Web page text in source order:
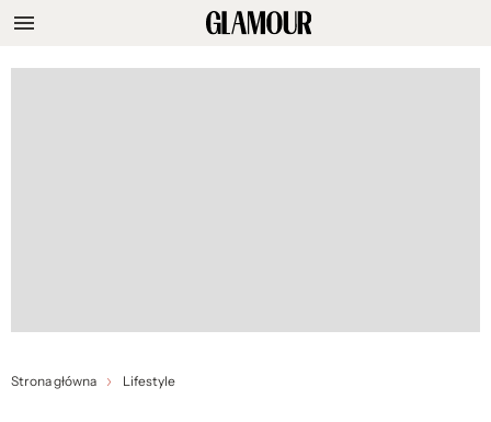
Strona główna Lifestyle